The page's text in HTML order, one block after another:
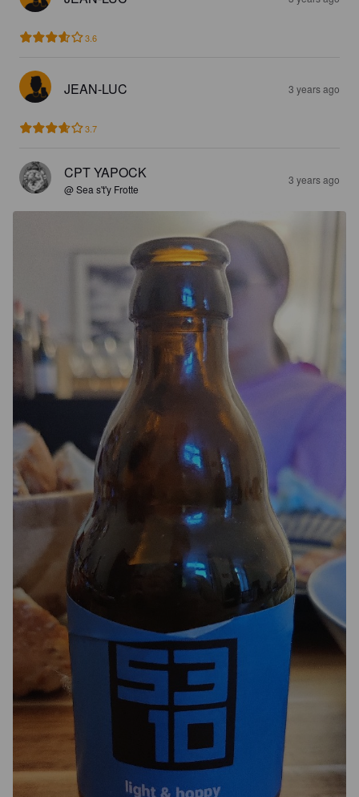
3.6
JEAN-LUC 3 years ago
3.7
CPT YAPOCK
@ Sea s't'y Frotte
3 years ago